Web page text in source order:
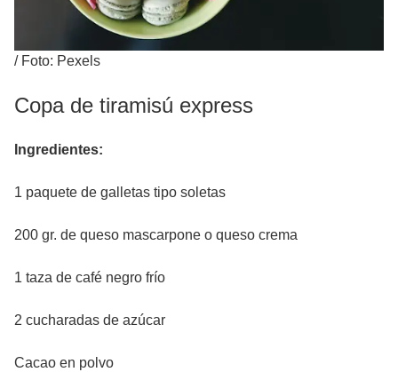
/ Foto: Pexels
Copa de tiramisú express
Ingredientes:
1 paquete de galletas tipo soletas
200 gr. de queso mascarpone o queso crema
1 taza de café negro frío
2 cucharadas de azúcar
Cacao en polvo